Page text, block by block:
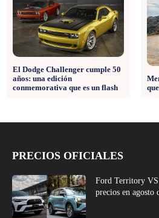
El Dodge Challenger cumple 50
años: una edición
conmemorativa que es un flash
PRECIOS OFICIALES
Ford Territory
precios en agosto